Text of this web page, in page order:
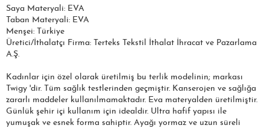
Saya Materyali: EVA
Taban Materyali: EVA
Menşei: Türkiye
Üretici/İthalatçı Firma: Terteks Tekstil İthalat İhracat ve Pazarlama
A.Ş.​​​
Kadınlar için özel olarak üretilmiş bu terlik modelinin; markası
Twigy 'dir. Tüm sağlık testlerinden geçmiştir. Kanserojen ve sağlığa
zararlı maddeler kullanılmamaktadır. Eva materyalden üretilmiştir.
Günlük şehir içi kullanım için idealdir. Ultra hafif yapısı ile
yumuşak ve esnek forma sahiptir. Ayağı yormaz ve uzun süreli